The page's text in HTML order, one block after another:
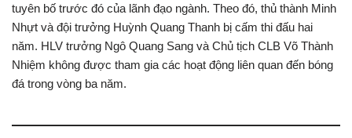
tuyên bố trước đó của lãnh đạo ngành. Theo đó, thủ thành Minh
Nhựt và đội trưởng Huỳnh Quang Thanh bị cấm thi đấu hai
năm. HLV trưởng Ngô Quang Sang và Chủ tịch CLB Võ Thành
Nhiệm không được tham gia các hoạt động liên quan đến bóng
đá trong vòng ba năm.